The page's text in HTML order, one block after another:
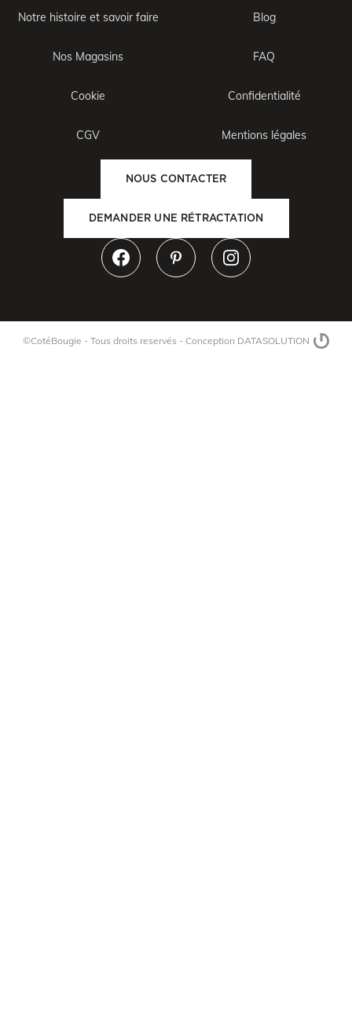
Notre histoire et savoir faire Blog
Nos Magasins FAQ
Cookie Confidentialité
CGV Mentions légales
NOUS CONTACTER
DEMANDER UNE RÉTRACTATION
©CotéBougie - Tous droits reservés - Conception DATASOLUTION